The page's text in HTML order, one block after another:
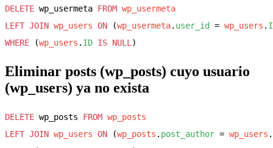
DELETE wp_usermeta FROM wp_usermeta
LEFT JOIN wp_users ON (wp_usermeta. user_id = wp_users .
WHERE (wp_users . ID IS NULL
Eliminar posts (wp_posts) cuyo usuario
(wp_users) ya no exista
DELETE wp_posts FROM wp_posts
LEFT JOIN wp_users ON (wp_posts . post_author = wp_users .